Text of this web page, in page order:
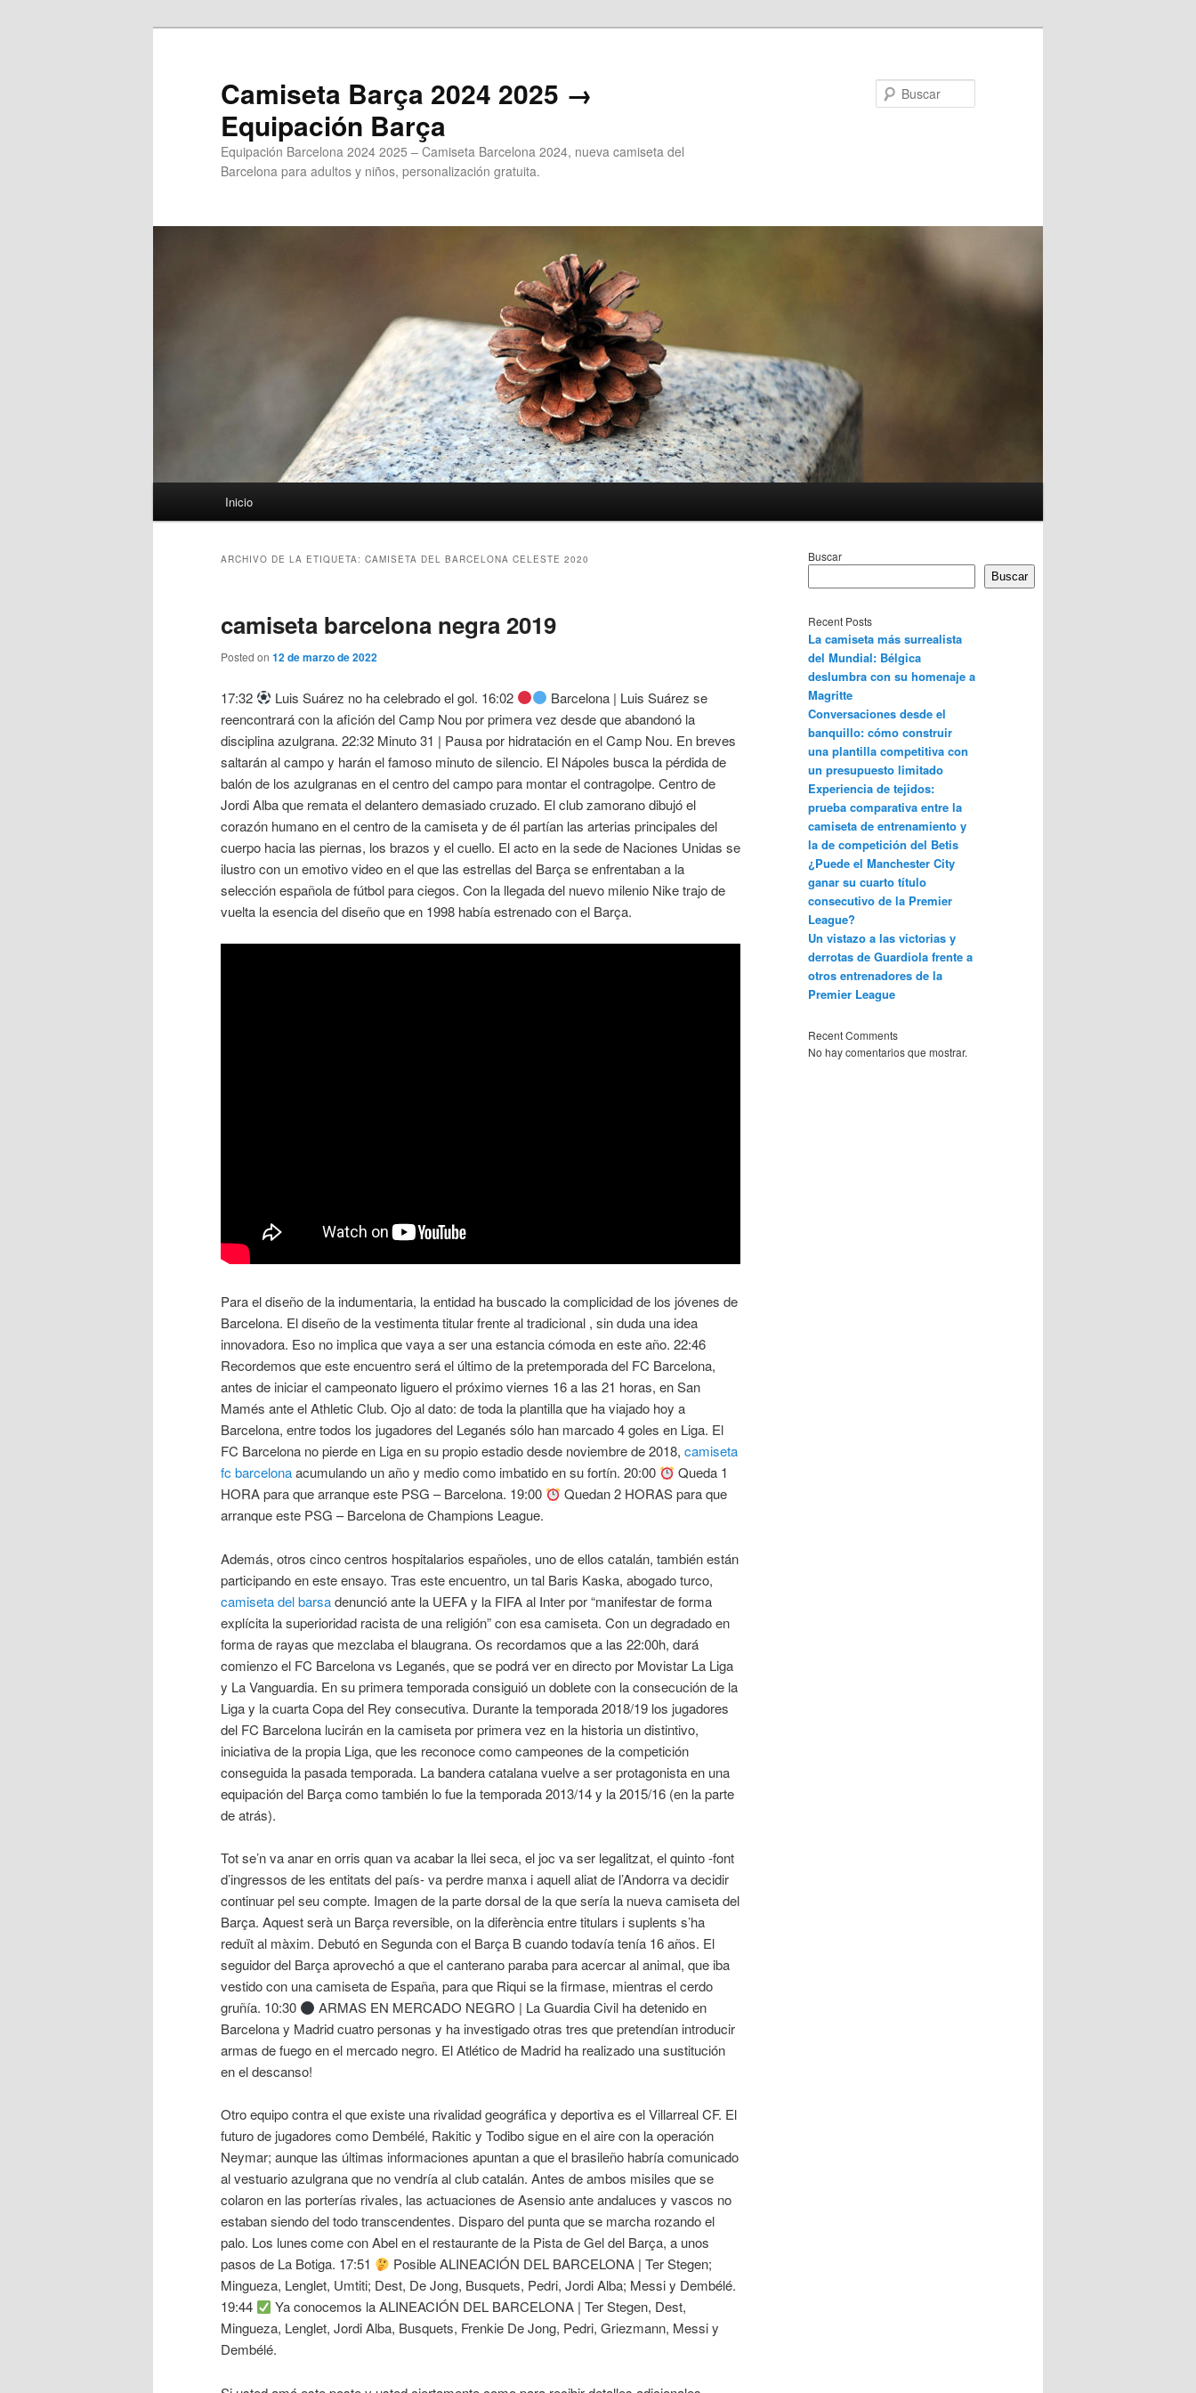
Camiseta Barça 2024 2025 →
Equipación Barça
Equipación Barcelona 2024 2025 – Camiseta Barcelona 2024, nueva camiseta del
Barcelona para adultos y niños, personalización gratuita.
Inicio
ARCHIVO DE LA ETIQUETA: CAMISETA DEL BARCELONA CELESTE 2020
camiseta barcelona negra 2019
Posted on 12 de marzo de 2022
17:32 Luis Suárez no ha celebrado el gol. 16:02
Barcelona | Luis Suárez se
reencontrará con la afición del Camp Nou por primera vez desde que abandonó la
disciplina azulgrana. 22:32 Minuto 31 | Pausa por hidratación en el Camp Nou. En breves
saltarán al campo y harán el famoso minuto de silencio. El Nápoles busca la pérdida de
balón de los azulgranas en el centro del campo para montar el contragolpe. Centro de
Jordi Alba que remata el delantero demasiado cruzado. El club zamorano dibujó el
corazón humano en el centro de la camiseta y de él partían las arterias principales del
cuerpo hacia las piernas, los brazos y el cuello. El acto en la sede de Naciones Unidas se
ilustro con un emotivo video en el que las estrellas del Barça se enfrentaban a la
selección española de fútbol para ciegos. Con la llegada del nuevo milenio Nike trajo de
vuelta la esencia del diseño que en 1998 había estrenado con el Barça.
Para el diseño de la indumentaria, la entidad ha buscado la complicidad de los jóvenes de
Barcelona. El diseño de la vestimenta titular frente al tradicional , sin duda una idea
innovadora. Eso no implica que vaya a ser una estancia cómoda en este año. 22:46
Recordemos que este encuentro será el último de la pretemporada del FC Barcelona,
antes de iniciar el campeonato liguero el próximo viernes 16 a las 21 horas, en San
Mamés ante el Athletic Club. Ojo al dato: de toda la plantilla que ha viajado hoy a
Barcelona, entre todos los jugadores del Leganés sólo han marcado 4 goles en Liga. El
FC Barcelona no pierde en Liga en su propio estadio desde noviembre de 2018, camiseta
fc barcelonaacumulando un año y medio como imbatido en su fortín. 20:00
Queda 1
HORA para que arranque este PSG – Barcelona. 19:00
Quedan 2 HORAS para que
arranque este PSG – Barcelona de Champions League.
Además, otros cinco centros hospitalarios españoles, uno de ellos catalán, también están
participando en este ensayo. Tras este encuentro, un tal Baris Kaska, abogado turco,
camiseta del barsadenunció ante la UEFA y la FIFA al Inter por “manifestar de forma
explícita la superioridad racista de una religión” con esa camiseta. Con un degradado en
forma de rayas que mezclaba el blaugrana. Os recordamos que a las 22:00h, dará
comienzo el FC Barcelona vs Leganés, que se podrá ver en directo por Movistar La Liga
y La Vanguardia. En su primera temporada consiguió un doblete con la consecución de la
Liga y la cuarta Copa del Rey consecutiva. Durante la temporada 2018/19 los jugadores
del FC Barcelona lucirán en la camiseta por primera vez en la historia un distintivo,
iniciativa de la propia Liga, que les reconoce como campeones de la competición
conseguida la pasada temporada. La bandera catalana vuelve a ser protagonista en una
equipación del Barça como también lo fue la temporada 2013/14 y la 2015/16 (en la parte
de atrás).
Tot se’n va anar en orris quan va acabar la llei seca, el joc va ser legalitzat, el quinto -font
d’ingressos de les entitats del país- va perdre manxa i aquell aliat de l’Andorra va decidir
continuar pel seu compte. Imagen de la parte dorsal de la que sería la nueva camiseta del
Barça. Aquest serà un Barça reversible, on la diferència entre titulars i suplents s’ha
reduït al màxim. Debutó en Segunda con el Barça B cuando todavía tenía 16 años. El
seguidor del Barça aprovechó a que el canterano paraba para acercar al animal, que iba
vestido con una camiseta de España, para que Riqui se la firmase, mientras el cerdo
gruñía. 10:30
ARMAS EN MERCADO NEGRO | La Guardia Civil ha detenido en
Barcelona y Madrid cuatro personas y ha investigado otras tres que pretendían introducir
armas de fuego en el mercado negro. El Atlético de Madrid ha realizado una sustitución
en el descanso!
Otro equipo contra el que existe una rivalidad geográfica y deportiva es el Villarreal CF. El
futuro de jugadores como Dembélé, Rakitic y Todibo sigue en el aire con la operación
Neymar; aunque las últimas informaciones apuntan a que el brasileño habría comunicado
al vestuario azulgrana que no vendría al club catalán. Antes de ambos misiles que se
colaron en las porterías rivales, las actuaciones de Asensio ante andaluces y vascos no
estaban siendo del todo transcendentes. Disparo del punta que se marcha rozando el
palo. Los lunes come con Abel en el restaurante de la Pista de Gel del Barça, a unos
pasos de La Botiga. 17:51
Posible ALINEACIÓN DEL BARCELONA | Ter Stegen;
Mingueza, Lenglet, Umtiti; Dest, De Jong, Busquets, Pedri, Jordi Alba; Messi y Dembélé.
19:44
Ya conocemos la ALINEACIÓN DEL BARCELONA | Ter Stegen, Dest,
Mingueza, Lenglet, Jordi Alba, Busquets, Frenkie De Jong, Pedri, Griezmann, Messi y
Dembélé.
Buscar
Buscar
Recent Posts
La camiseta más surrealista
del Mundial: Bélgica
deslumbra con su homenaje a
Magritte
Conversaciones desde el
banquillo: cómo construir
una plantilla competitiva con
un presupuesto limitado
Experiencia de tejidos:
prueba comparativa entre la
camiseta de entrenamiento y
la de competición del Betis
¿Puede el Manchester City
ganar su cuarto título
consecutivo de la Premier
League?
Un vistazo a las victorias y
derrotas de Guardiola frente a
otros entrenadores de la
Premier League
Recent Comments
No hay comentarios que mostrar.